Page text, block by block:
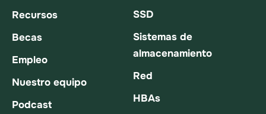
Recursos
Becas
Empleo
Nuestro equipo
Podcast
SSD
Sistemas de
almacenamiento
Red
HBAs